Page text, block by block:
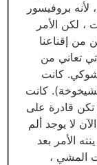
لأنه بروفيسور
لكن الأمر
من إقناعنا
تعاني من
كانت
كانت
قادرة على
لا يوجد ألم
الأمر بعد
المشي ،